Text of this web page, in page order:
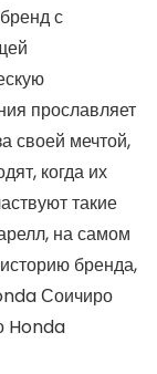
с
прославляет
своей мечтой,
когда их
такие
на самом
бренда,
Соичиро
Honda